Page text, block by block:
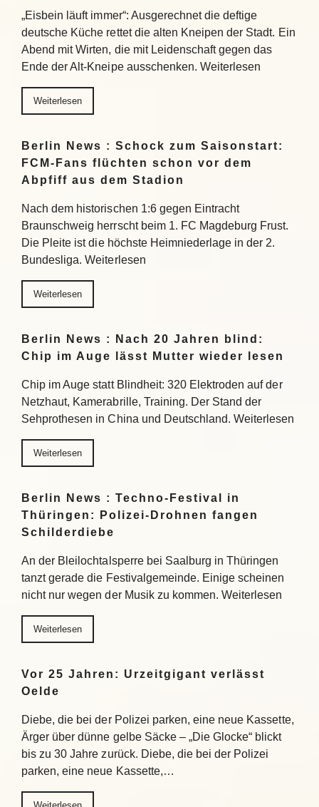
„Eisbein läuft immer“: Ausgerechnet die deftige
deutsche Küche rettet die alten Kneipen der Stadt. Ein
Abend mit Wirten, die mit Leidenschaft gegen das
Ende der Alt-Kneipe ausschenken. Weiterlesen
Weiterlesen
Berlin News : Schock zum Saisonstart:
FCM-Fans flüchten schon vor dem
Abpfiff aus dem Stadion
Nach dem historischen 1:6 gegen Eintracht
Braunschweig herrscht beim 1. FC Magdeburg Frust.
Die Pleite ist die höchste Heimniederlage in der 2.
Bundesliga. Weiterlesen
Weiterlesen
Berlin News : Nach 20 Jahren blind:
Chip im Auge lässt Mutter wieder lesen
Chip im Auge statt Blindheit: 320 Elektroden auf der
Netzhaut, Kamerabrille, Training. Der Stand der
Sehprothesen in China und Deutschland. Weiterlesen
Weiterlesen
Berlin News : Techno-Festival in
Thüringen: Polizei-Drohnen fangen
Schilderdiebe
An der Bleilochtalsperre bei Saalburg in Thüringen
tanzt gerade die Festivalgemeinde. Einige scheinen
nicht nur wegen der Musik zu kommen. Weiterlesen
Weiterlesen
Vor 25 Jahren: Urzeitgigant verlässt
Oelde
Diebe, die bei der Polizei parken, eine neue Kassette,
Ärger über dünne gelbe Säcke – „Die Glocke“ blickt
bis zu 30 Jahre zurück. Diebe, die bei der Polizei
parken, eine neue Kassette,…